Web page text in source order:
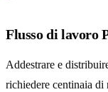
Flusso di lavoro
Addestrare e
richiedere centinaia